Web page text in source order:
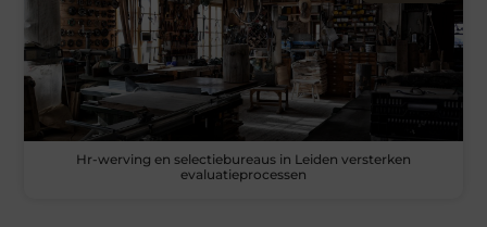
Hr-werving en selectiebureaus in Leiden versterken
evaluatieprocessen